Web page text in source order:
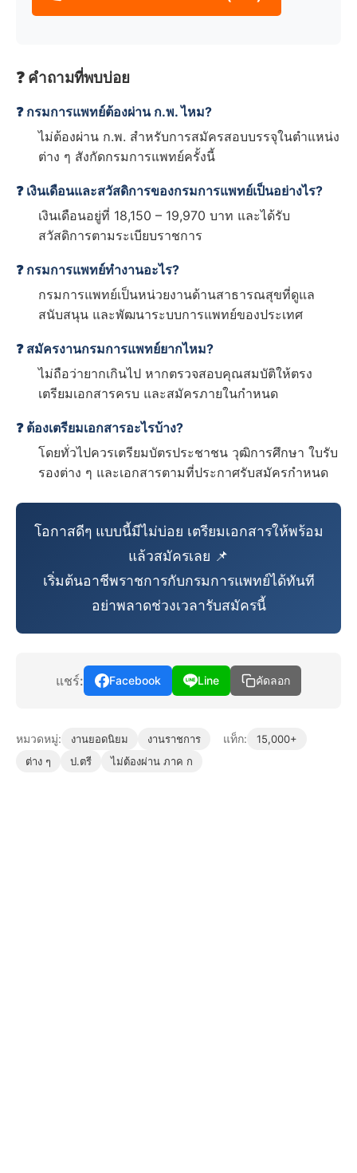
❓ คำถามที่พบบ่อย
❓ กรมการแพทย์ต้องผ่าน ก.พ. ไหม?
ไม่ต้องผ่าน ก.พ. สำหรับการสมัครสอบบรรจุในตำแหน่ง
ต่าง ๆ สังกัดกรมการแพทย์ครั้งนี้
❓ เงินเดือนและสวัสดิการของกรมการแพทย์เป็นอย่างไร?
เงินเดือนอยู่ที่ 18,150 – 19,970 บาท และได้รับ
สวัสดิการตามระเบียบราชการ
❓ กรมการแพทย์ทำงานอะไร?
กรมการแพทย์เป็นหน่วยงานด้านสาธารณสุขที่ดูแล
สนับสนุน และพัฒนาระบบการแพทย์ของประเทศ
❓ สมัครงานกรมการแพทย์ยากไหม?
ไม่ถือว่ายากเกินไป หากตรวจสอบคุณสมบัติให้ตรง
เตรียมเอกสารครบ และสมัครภายในกำหนด
❓ ต้องเตรียมเอกสารอะไรบ้าง?
โดยทั่วไปควรเตรียมบัตรประชาชน วุฒิการศึกษา ใบรับ
รองต่าง ๆ และเอกสารตามที่ประกาศรับสมัครกำหนด
โอกาสดีๆ แบบนี้มีไม่บ่อย เตรียมเอกสารให้พร้อม
แล้วสมัครเลย 📌
เริ่มต้นอาชีพราชการกับกรมการแพทย์ได้ทันที
อย่าพลาดช่วงเวลารับสมัครนี้
แชร์: Facebook Line คัดลอก
หมวดหมู่: งานยอดนิยม งานราชการ แท็ก:
15,000+
ต่าง ๆ
ป.ตรี ไม่ต้องผ่าน ภาค ก